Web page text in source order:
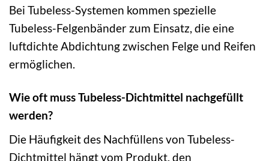
Bei Tubeless-Systemen kommen spezielle
Tubeless-Felgenbänder zum Einsatz, die eine
luftdichte Abdichtung zwischen Felge und Reifen
ermöglichen.
Wie oft muss Tubeless-Dichtmittel nachgefüllt
werden?
Die Häufigkeit des Nachfüllens von Tubeless-
Dichtmittel hängt vom Produkt, den